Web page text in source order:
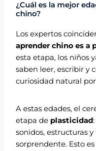
¿Cuál es la mejor
chino?
Los expertos
aprender chino es a
esta etapa, los niños
saben leer, escribir y
curiosidad natural
A estas edades, el
etapa de plasticidad
sonidos, estructuras
sorprendente. Esto